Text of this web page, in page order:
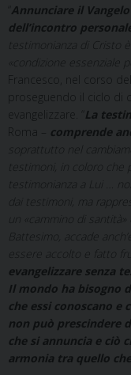
Annunciare il
dell’incontro
testimonianza di Cristo
«condizione essenziale
Francesco, nel corso
proseguendo il ciclo di
evangelizzare. “
La
Roma –
comprende
testimonianza a Lui …
evangelizzare senza
Il mondo ha bisogno
che essi conoscano e
non può prescindere
che si annuncia e ciò
armonia tra quello